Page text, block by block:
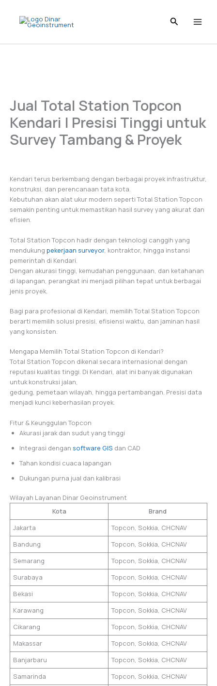
content
Jual Total Station Topcon
Kendari | Presisi Tinggi untuk
Survey Tambang & Proyek
Kendari terus berkembang dengan berbagai proyek infrastruktur,
konstruksi, dan perencanaan tata kota.
Kebutuhan akan alat ukur modern seperti Total Station Topcon
semakin penting untuk memastikan hasil survey yang akurat dan
efisien.
Total Station Topcon hadir dengan teknologi canggih yang
mendukung pekerjaan surveyor, kontraktor, hingga instansi
pemerintah di Kendari.
Dengan akurasi tinggi, kemudahan penggunaan, dan ketahanan
di lapangan, perangkat ini menjadi pilihan tepat untuk berbagai
jenis proyek.
Bagi para profesional di Kendari, memilih Total Station Topcon
berarti memilih solusi presisi, efisiensi waktu, dan jaminan hasil
yang konsisten.
Mengapa Memilih Total Station Topcon di Kendari?
Total Station Topcon dikenal secara internasional dengan
reputasi kualitas tinggi. Di Kendari, alat ini banyak digunakan
untuk konstruksi jalan,
gedung, pemetaan wilayah, hingga pertambangan. Presisi data
menjadi kunci keberhasilan proyek.
Fitur & Keunggulan Topcon
Akurasi jarak dan sudut yang tinggi
Integrasi dengan software GIS dan CAD
Tahan kondisi cuaca lapangan
Dukungan purna jual dan kalibrasi
Wilayah Layanan Dinar Geoinstrument
Kota
Brand
Jakarta
Topcon, Sokkia, CHCNAV
Bandung
Topcon, Sokkia, CHCNAV
Semarang
Topcon, Sokkia, CHCNAV
Surabaya
Topcon, Sokkia, CHCNAV
Bekasi
Topcon, Sokkia, CHCNAV
Karawang
Topcon, Sokkia, CHCNAV
Cikarang
Topcon, Sokkia, CHCNAV
Makassar
Topcon, Sokkia, CHCNAV
Banjarbaru
Topcon, Sokkia, CHCNAV
Samarinda
Topcon, Sokkia, CHCNAV